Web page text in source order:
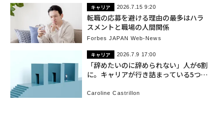
キャリア 2026.7.15 9:20
転職の応募を避ける理由の最多はハラ
スメントと職場の人間関係
Forbes JAPAN Web-News
キャリア 2026.7.9 17:00
「辞めたいのに辞められない」人が6割
に。キャリアが行き詰まっている5つの
Caroline Castrillon